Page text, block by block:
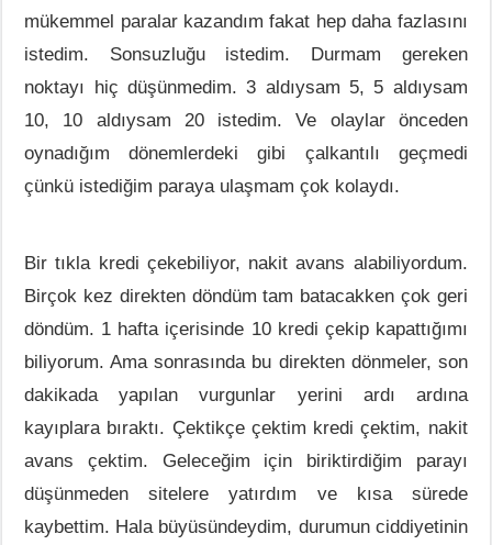
mükemmel paralar kazandım fakat hep daha fazlasını
istedim. Sonsuzluğu istedim. Durmam gereken
noktayı hiç düşünmedim. 3 aldıysam 5, 5 aldıysam
10, 10 aldıysam 20 istedim. Ve olaylar önceden
oynadığım dönemlerdeki gibi çalkantılı geçmedi
çünkü istediğim paraya ulaşmam çok kolaydı.
Bir tıkla kredi çekebiliyor, nakit avans alabiliyordum.
Birçok kez direkten döndüm tam batacakken çok geri
döndüm. 1 hafta içerisinde 10 kredi çekip kapattığımı
biliyorum. Ama sonrasında bu direkten dönmeler, son
dakikada yapılan vurgunlar yerini ardı ardına
kayıplara bıraktı. Çektikçe çektim kredi çektim, nakit
avans çektim. Geleceğim için biriktirdiğim parayı
düşünmeden sitelere yatırdım ve kısa sürede
kaybettim. Hala büyüsündeydim, durumun ciddiyetinin